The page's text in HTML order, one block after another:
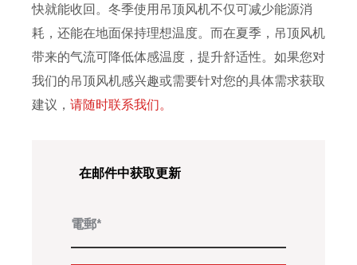
快就能收回。冬季使用吊顶风机不仅可减少能源消
耗，还能在地面保持理想温度。而在夏季，吊顶风机
带来的气流可降低体感温度，提升舒适性。如果您对
我们的吊顶风机感兴趣或需要针对您的具体需求获取
建议， 请随时联系我们。
在邮件中获取更新